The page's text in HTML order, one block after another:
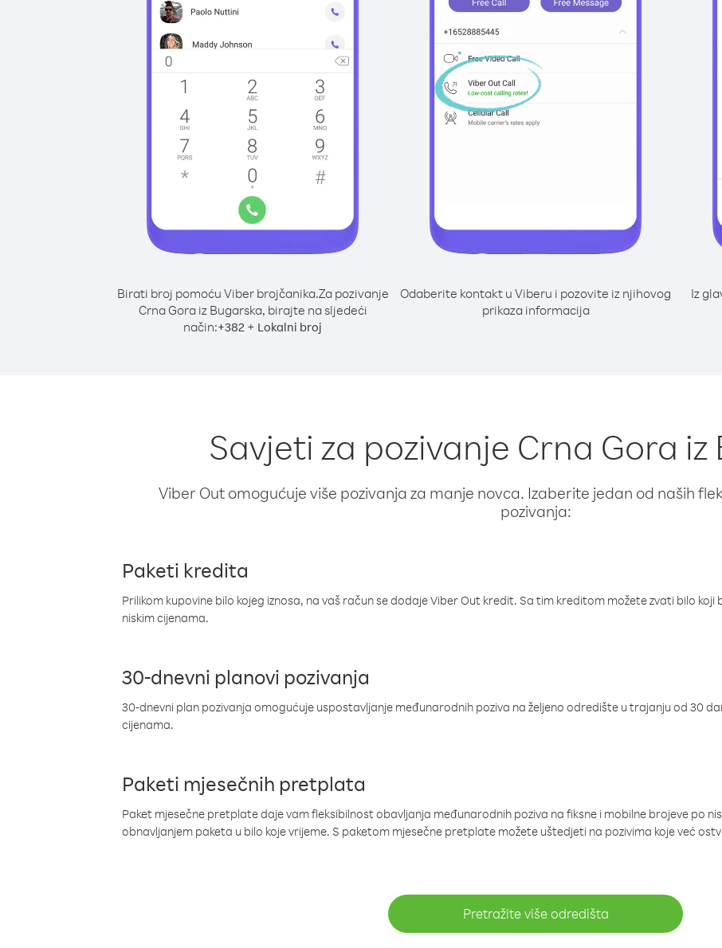
Birati broj pomoću Viber brojčanika.Za pozivanje
Crna Gora iz Bugarska, birajte na sljedeći
način:+382 + Lokalni broj
Odaberite kontakt u Viberu i pozovite iz njihovog
prikaza informacija
Iz
Savjeti za pozivanje Crna Gora iz
Viber Out omogućuje više pozivanja za manje novca. Izaberite jedan od naših
pozivanja:
Paketi kredita
Prilikom kupovine bilo kojeg iznosa, na vaš račun se dodaje Viber Out kredit. Sa tim kreditom možete zvati bilo koji
niskim cijenama.
30-dnevni planovi pozivanja
30-dnevni plan pozivanja omogućuje uspostavljanje međunarodnih poziva na željeno odredište u trajanju od 30
cijenama.
Paketi mjesečnih pretplata
Paket mjesečne pretplate daje vam fleksibilnost obavljanja međunarodnih poziva na fiksne i mobilne brojeve po
obnavljanjem paketa u bilo koje vrijeme. S paketom mjesečne pretplate možete uštedjeti na pozivima koje već
Pretražite više odredišta